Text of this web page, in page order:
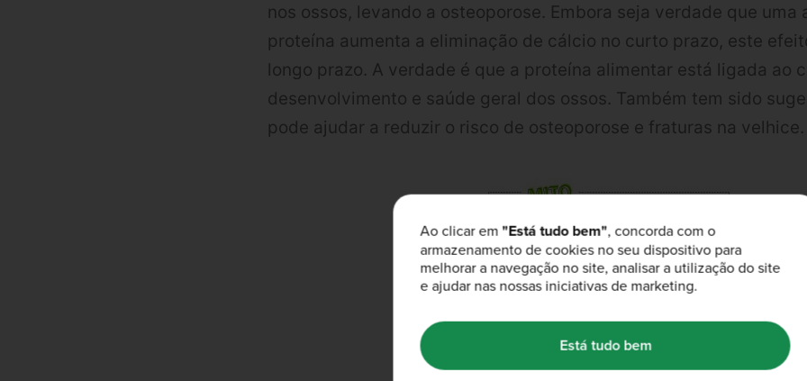
nos ossos, levando a osteoporose. Embora seja verdade que uma
proteína aumenta a eliminação de cálcio no curto prazo, este
longo prazo. A verdade é que a proteína alimentar está ligada ao
desenvolvimento e saúde geral dos ossos. Também tem sido
pode ajudar a reduzir o risco de osteoporose e fraturas na velhice.
Ao clicar em"Está tudo bem", concorda com o
armazenamento de cookies no seu dispositivo para
melhorar a navegação no site, analisar a utilização do site
e ajudar nas nossas iniciativas de marketing.
Está tudo bem